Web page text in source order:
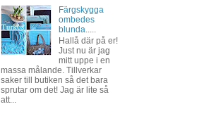
Färgskygga
ombedes
blunda.....
Hallå där på er!
Just nu är jag
mitt uppe i en
massa målande. Tillverkar
saker till butiken så det bara
sprutar om det! Jag är lite så
att...